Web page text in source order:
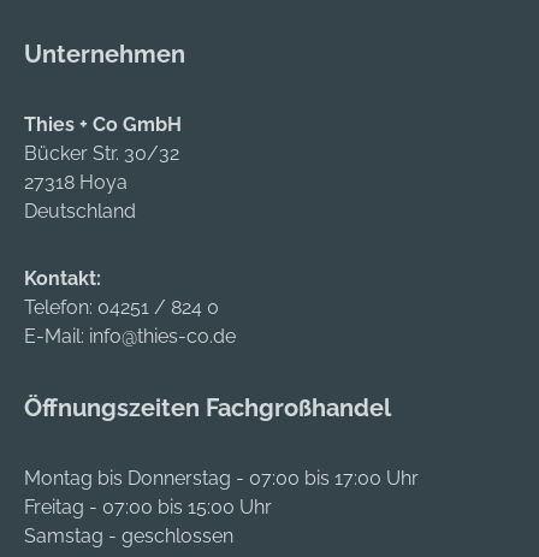
Hersteller: Völkel
Morsbachtalstraße
Unternehmen
Thies + Co GmbH
Bücker Str. 30/32
27318 Hoya
Deutschland
Kontakt:
Telefon: 04251 / 824 0
E-Mail: info@thies-co.de
Öffnungszeiten Fachgroßhandel
Montag bis Donnerstag - 07:00 bis 17:00 Uhr
Freitag - 07:00 bis 15:00 Uhr
Samstag - geschlossen